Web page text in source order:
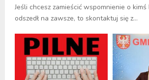
Jeśli chcesz zamieścić wspomnienie o
odszedł na zawsze, to skontaktuj się z...